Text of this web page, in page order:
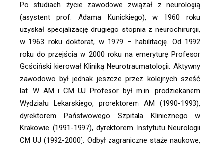
Po studiach życie zawodowe związał z neurologią
(asystent prof. Adama Kunickiego), w 1960 roku
uzyskał specjalizację drugiego stopnia z neurochirurgii,
w 1963 roku doktorat, w 1979 – habilitację. Od 1992
roku do przejścia w 2000 roku na emeryturę Profesor
Gościński kierował Kliniką Neurotraumatologii. Aktywny
zawodowo był jednak jeszcze przez kolejnych sześć
lat. W AM i CM UJ Profesor był m.in. prodziekanem
Wydziału Lekarskiego, prorektorem AM (1990-1993),
dyrektorem Państwowego Szpitala Klinicznego w
Krakowie (1991-1997), dyrektorem Instytutu Neurologii
CM UJ (1992-2000). Odbył zagraniczne staże naukowe,